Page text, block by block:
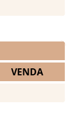
VENDA